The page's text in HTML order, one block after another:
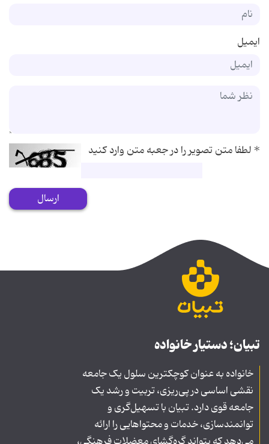
ایمیل
*لطفا متن تصویر را در جعبه متن وارد کنید
ارسال
تبیان؛ دستیار خانواده
خانواده به عنوان کوچکترین سلول یک جامعه
نقشی اساسی در پی‌ریزی، تربیت و رشد یک
جامعه قوی دارد. تبیان با تسهیل‌گری و
توانمندسازی، خدمات و محتواهایی را ارائه